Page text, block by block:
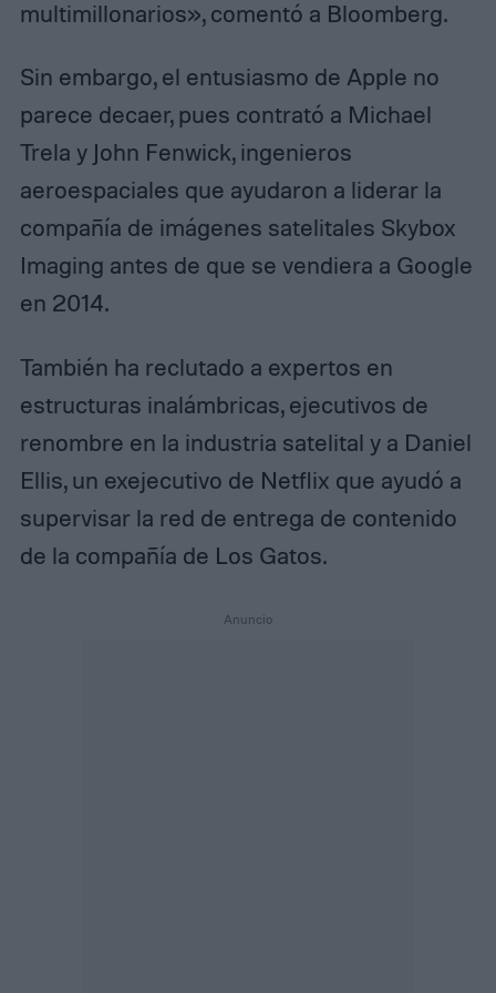
multimillonarios», comentó a Bloomberg.
Sin embargo, el entusiasmo de Apple no
parece decaer, pues contrató a Michael
Trela ​​y John Fenwick, ingenieros
aeroespaciales que ayudaron a liderar la
compañía de imágenes satelitales Skybox
Imaging antes de que se vendiera a Google
en 2014.
También ha reclutado a expertos en
estructuras inalámbricas, ejecutivos de
renombre en la industria satelital y a Daniel
Ellis, un exejecutivo de Netflix que ayudó a
supervisar la red de entrega de contenido
de la compañía de Los Gatos.